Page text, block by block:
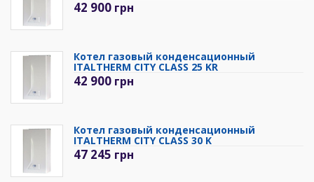
42 900 грн
Котел газовый конденсационный
ITALTHERM CITY CLASS 25 KR
42 900 грн
Котел газовый конденсационный
ITALTHERM CITY CLASS 30 K
47 245 грн